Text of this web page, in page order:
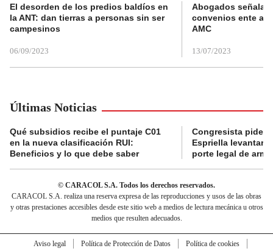
El desorden de los predios baldíos en
la ANT: dan tierras a personas sin ser
campesinos
06/09/2023
Abogados
convenios ente
AMC
13/07/2023
Últimas Noticias
Qué subsidios recibe el puntaje C01
en la nueva clasificación RUI:
Beneficios y lo que debe saber
Congresista pide a
Espriella levantar
porte legal de
© CARACOL S.A. Todos los derechos reservados.
CARACOL S.A. realiza una reserva expresa de las reproducciones y usos de las obras
y otras prestaciones accesibles desde este sitio web a medios de lectura mecánica u otros
medios que resulten adecuados.
Aviso legal Política de Protección de Datos
Política de cookies